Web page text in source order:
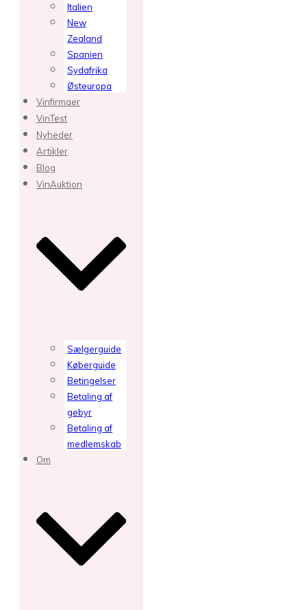
Italien
New
Zealand
Spanien
Sydafrika
Østeuropa
Vinfirmaer
VinTest
Nyheder
Artikler
Blog
VinAuktion
Sælgerguide
Køberguide
Betingelser
Betaling af
gebyr
Betaling af
medlemskab
Om